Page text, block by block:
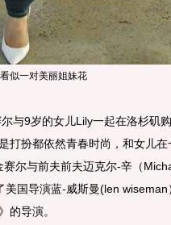
似一对美丽姐妹花
9岁的女儿Lily一起在洛杉矶
打扮都依然青春时尚，和女儿
尔与前夫前夫迈克尔-辛（
国导演蓝-威斯曼(len wiseman
的导演。